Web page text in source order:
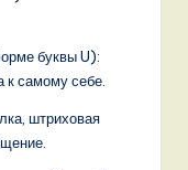
буквы U):
к самому себе.
штриховая